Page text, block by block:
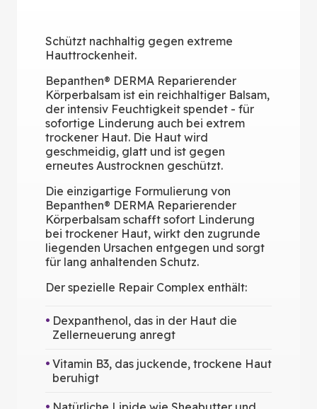
Schützt nachhaltig gegen extreme
Hauttrockenheit.
Bepanthen® DERMA Reparierender
Körperbalsam ist ein reichhaltiger Balsam,
der intensiv Feuchtigkeit spendet - für
sofortige Linderung auch bei extrem
trockener Haut. Die Haut wird
geschmeidig, glatt und ist gegen
erneutes Austrocknen geschützt.
Die einzigartige Formulierung von
Bepanthen® DERMA Reparierender
Körperbalsam schafft sofort Linderung
bei trockener Haut, wirkt den zugrunde
liegenden Ursachen entgegen und sorgt
für lang anhaltenden Schutz.
Der spezielle Repair Complex enthält:
Dexpanthenol, das in der Haut die
Zellerneuerung anregt
Vitamin B3, das juckende, trockene Haut
beruhigt